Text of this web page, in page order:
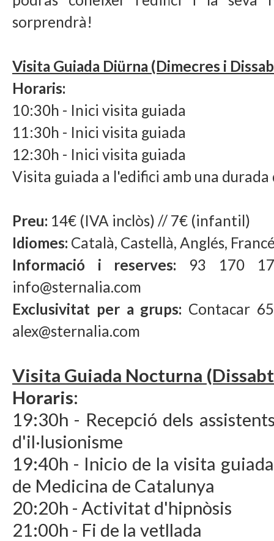
sorprendrà!
Visita Guiada Diürna (Dimecres i
Horaris:
10:30h - Inici visita guiada
11:30h - Inici visita guiada
12:30h - Inici visita guiada
Visita guiada a l'edifici amb una durada
Preu: 14€ (IVA inclòs) // 7€ (infantil)
Idiomes: Català, Castellà, Anglés,
Informació i reserves:
93 170
info@sternalia.com
Exclusivitat per a grups: Contacar
alex@sternalia.com
Visita Guiada Nocturna
Horaris:
19:30h - Recepció dels
d'il·lusionisme
19:40h - Inicio de la visita
de Medicina de Catalunya
20:20h - Activitat d'hipnòsis
21:00h - Fi de la vetllada